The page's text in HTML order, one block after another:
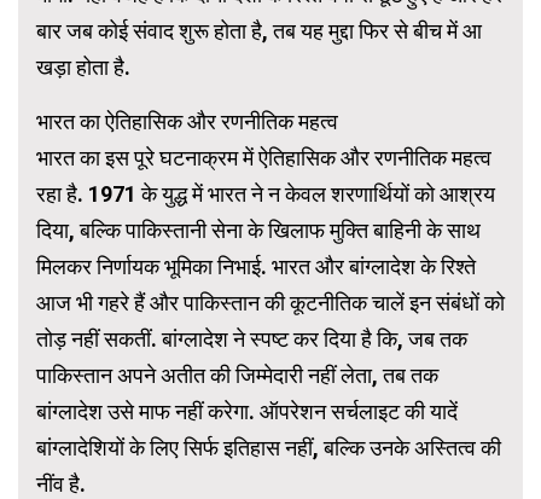
बार जब कोई संवाद शुरू होता है, तब यह मुद्दा फिर से बीच में आ
खड़ा होता है.
भारत का ऐतिहासिक और रणनीतिक महत्व
भारत का इस पूरे घटनाक्रम में ऐतिहासिक और रणनीतिक महत्व
रहा है. 1971 के युद्ध में भारत ने न केवल शरणार्थियों को आश्रय
दिया, बल्कि पाकिस्तानी सेना के खिलाफ मुक्ति बाहिनी के साथ
मिलकर निर्णायक भूमिका निभाई. भारत और बांग्लादेश के रिश्ते
आज भी गहरे हैं और पाकिस्तान की कूटनीतिक चालें इन संबंधों को
तोड़ नहीं सकतीं. बांग्लादेश ने स्पष्ट कर दिया है कि, जब तक
पाकिस्तान अपने अतीत की जिम्मेदारी नहीं लेता, तब तक
बांग्लादेश उसे माफ नहीं करेगा. ऑपरेशन सर्चलाइट की यादें
बांग्लादेशियों के लिए सिर्फ इतिहास नहीं, बल्कि उनके अस्तित्व की
नींव है.